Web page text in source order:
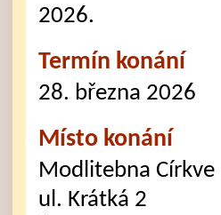
2026.
Termín konání
28. března 2026
Místo konání
Modlitebna
ul. Krátká 2